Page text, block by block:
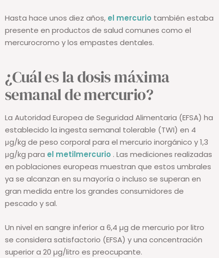
Hasta hace unos diez años, el mercurio también estaba
presente en productos de salud comunes como el
mercurocromo y los empastes dentales.
¿Cuál es la dosis máxima
semanal de mercurio?
La Autoridad Europea de Seguridad Alimentaria (EFSA) ha
establecido la ingesta semanal tolerable (TWI) en 4
μg/kg de peso corporal para el mercurio inorgánico y 1,3
μg/kg para el metilmercurio . Las mediciones realizadas
en poblaciones europeas muestran que estos umbrales
ya se alcanzan en su mayoría o incluso se superan en
gran medida entre los grandes consumidores de
pescado y sal.
Un nivel en sangre inferior a 6,4 µg de mercurio por litro
se considera satisfactorio (EFSA) y una concentración
superior a 20 µg/litro es preocupante.